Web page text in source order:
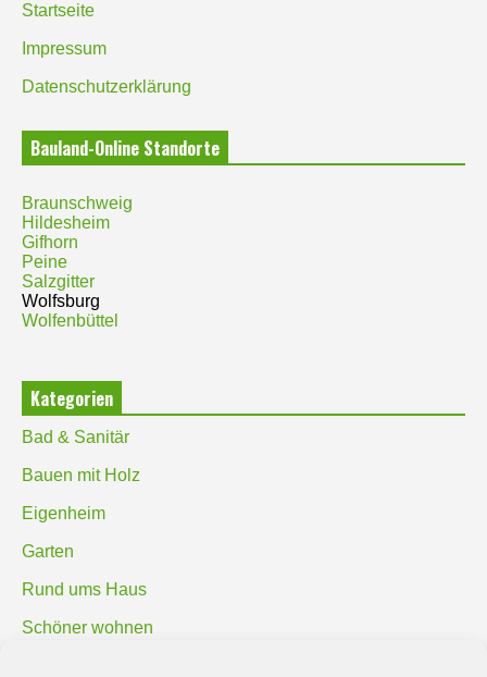
Startseite
Impressum
Datenschutzerklärung
Bauland-Online Standorte
Braunschweig
Hildesheim
Gifhorn
Peine
Salzgitter
Wolfsburg
Wolfenbüttel
Kategorien
Bad & Sanitär
Bauen mit Holz
Eigenheim
Garten
Rund ums Haus
Schöner wohnen